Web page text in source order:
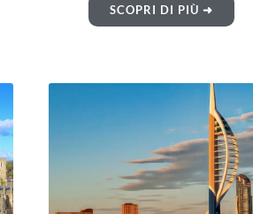
SCOPRI DI PIÙ ➜